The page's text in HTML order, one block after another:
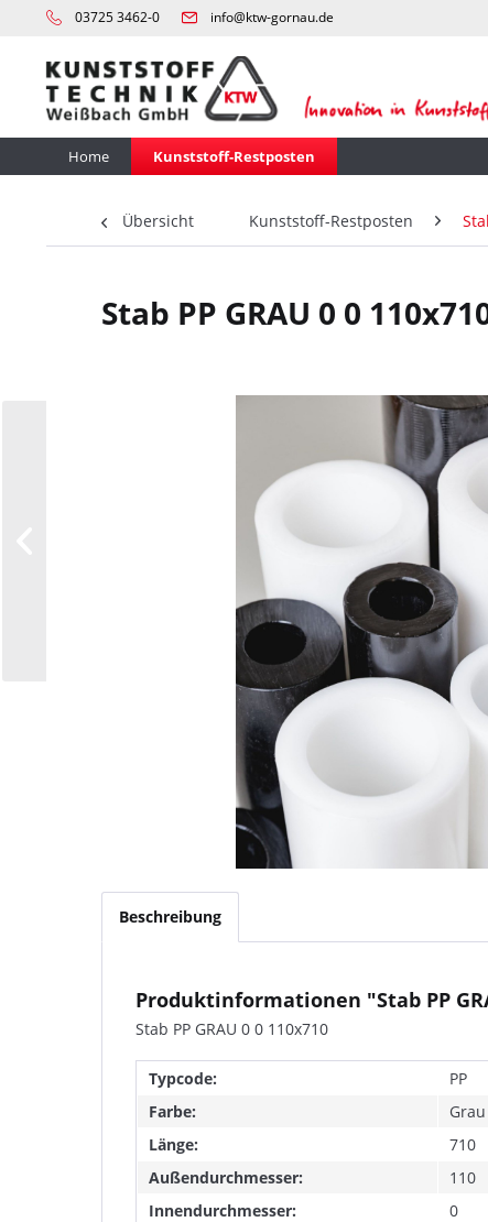
03725 3462-0 info@ktw-gornau.de
Home Kunststoff-Restposten
Übersicht Kunststoff-Restposten
Stab PP GRAU 0 0
Beschreibung
Produktinformationen "Stab PP
Stab PP GRAU 0 0 110x710
Typcode:
PP
Farbe:
Grau
Länge:
710
Außendurchmesser:
110
Innendurchmesser:
0